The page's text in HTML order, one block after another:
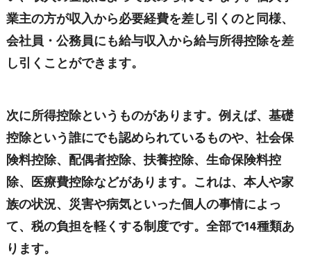
業主の方が収入から必要経費を差し引くのと同様、
会社員・公務員にも給与収入から給与所得控除を差
し引くことができます。
次に所得控除というものがあります。例えば、基礎
控除という誰にでも認められているものや、社会保
険料控除、配偶者控除、扶養控除、生命保険料控
除、医療費控除などがあります。これは、本人や家
族の状況、災害や病気といった個人の事情によっ
て、税の負担を軽くする制度です。全部で14種類あ
ります。